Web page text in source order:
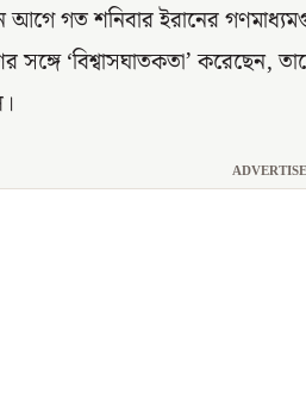
আগে গত শনিবার ইরানের
‘বিশ্বাসঘাতকতা’ করেছেন,